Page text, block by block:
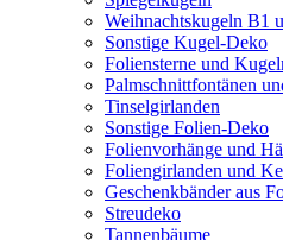
Weihnachtskugeln B1
Sonstige Kugel-Deko
Foliensterne und
Palmschnittfontänen
Tinselgirlanden
Sonstige Folien-Deko
Folienvorhänge und
Foliengirlanden und
Geschenkbänder aus
Streudeko
Tannenbäume